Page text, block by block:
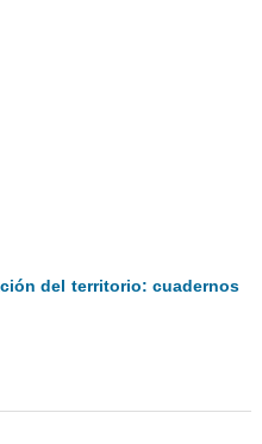
del territorio: cuadernos